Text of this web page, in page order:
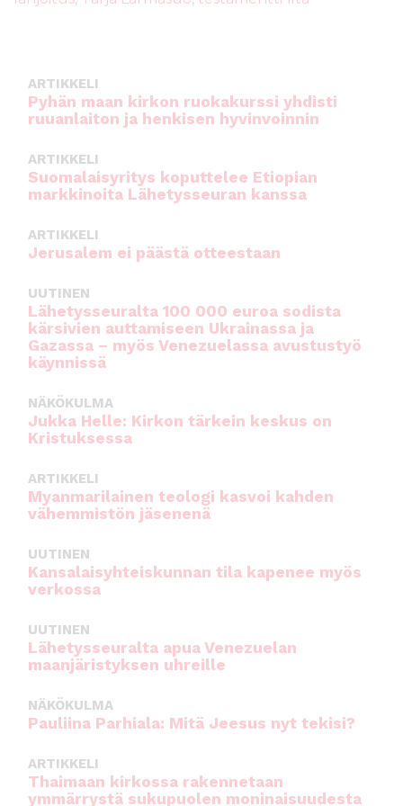
o
p
ARTIKKELI
Pyhän maan kirkon ruokakurssi yhdisti
ruuanlaiton ja henkisen hyvinvoinnin
ARTIKKELI
Suomalaisyritys koputtelee Etiopian
markkinoita Lähetysseuran kanssa
ARTIKKELI
Jerusalem ei päästä otteestaan
UUTINEN
Lähetysseuralta 100 000 euroa sodista
kärsivien auttamiseen Ukrainassa ja
Gazassa – myös Venezuelassa avustustyö
käynnissä
NÄKÖKULMA
Jukka Helle: Kirkon tärkein keskus on
Kristuksessa
ARTIKKELI
Myanmarilainen teologi kasvoi kahden
vähemmistön jäsenenä
UUTINEN
Kansalaisyhteiskunnan tila kapenee myös
verkossa
UUTINEN
Lähetysseuralta apua Venezuelan
maanjäristyksen uhreille
NÄKÖKULMA
Pauliina Parhiala: Mitä Jeesus nyt tekisi?
ARTIKKELI
Thaimaan kirkossa rakennetaan
ymmärrystä sukupuolen moninaisuudesta